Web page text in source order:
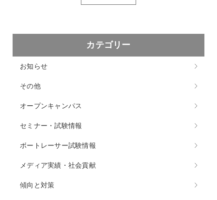
カテゴリー
お知らせ
その他
オープンキャンパス
セミナー・試験情報
ボートレーサー試験情報
メディア実績・社会貢献
傾向と対策